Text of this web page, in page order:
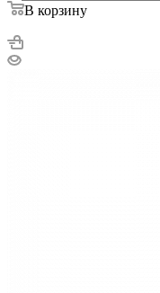
В корзину